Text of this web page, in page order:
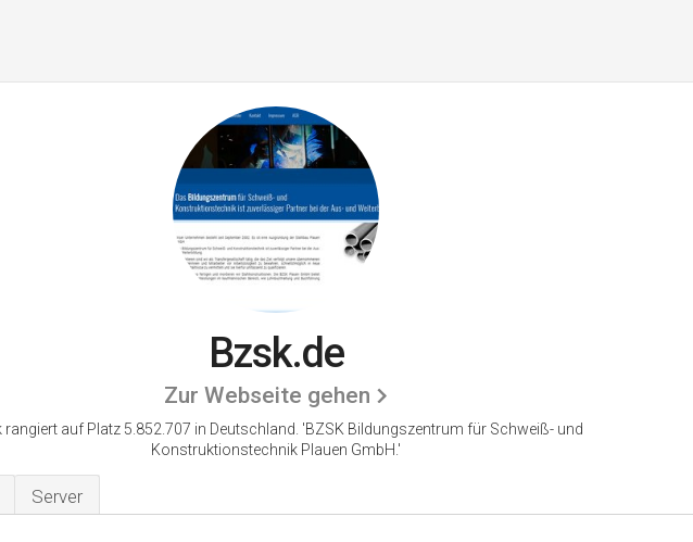
Bzsk.de
Zur Webseite gehen
rangiert auf Platz 5.852.707 in Deutschland. 'BZSK Bildungszentrum für Schweiß- und
Konstruktionstechnik Plauen GmbH.'
Server